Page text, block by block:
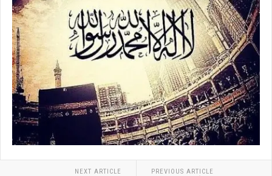
PREVIOUS ARTICLE
NEXT ARTICLE